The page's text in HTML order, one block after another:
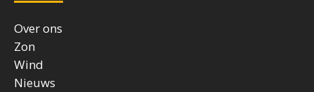
Over ons
Zon
Wind
Nieuws